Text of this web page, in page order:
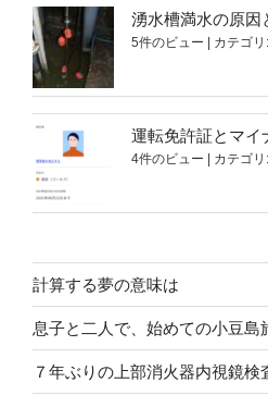
湧水槽満水の原因
5件のビュー | カテゴリ:
運転免許証とマイ
4件のビュー | カテゴリ:
計算する夢の意味は
息子と二人で、始めての小豆島
７年ぶりの上部消火器内視鏡検